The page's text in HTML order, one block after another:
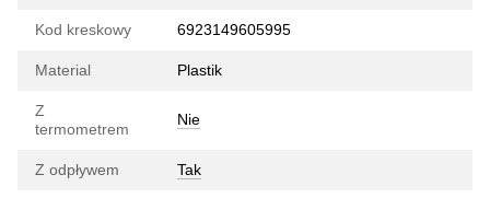
Kod kreskowy 6923149605995
Material Plastik
Z
termometrem
Nie
Z odpływem Tak